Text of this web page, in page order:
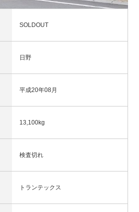
SOLDOUT
日野
平成20年08月
13,100kg
検査切れ
トランテックス